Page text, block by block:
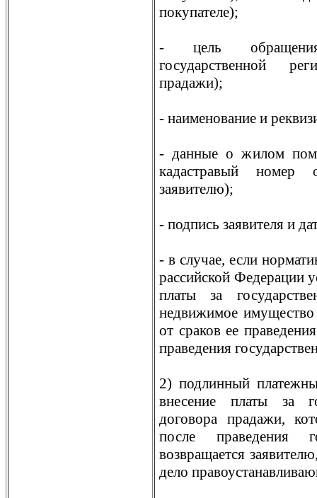
покупателе);
- цель обращения
государственной
прадажи);
- наименование и
- данные о жилом
кадастравый номер
заявителю);
- подпись заявителя и
- в случае, если
рассийской Федерации
платы за
недвижимое
от сраков ее
праведения
2) подлинный
внесение платы за
договора прадажи,
после праведения
возвращается
дело